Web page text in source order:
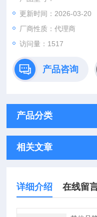
即记录在这一实验中一天
更新时间：2026-03-20
厂商性质：代理商
访问量：1517
产品咨询
产品分类
相关文章
详细介绍 在线留